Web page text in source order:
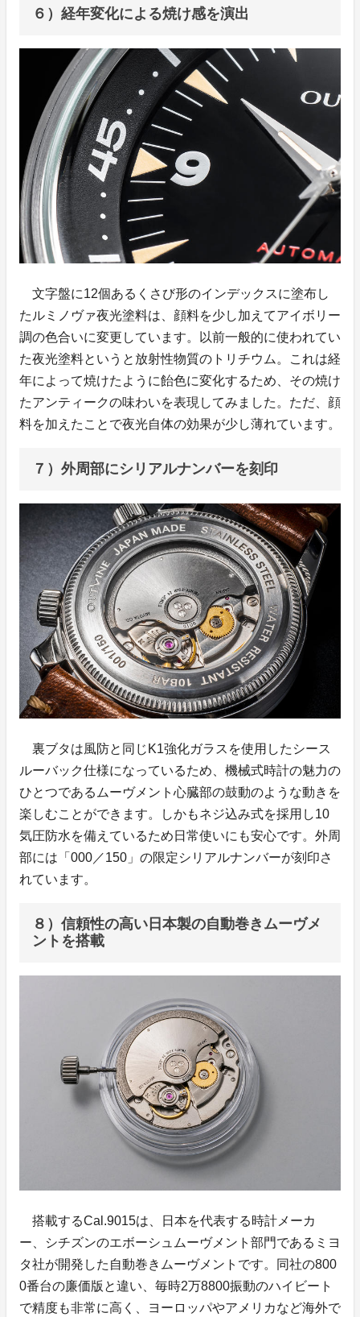
６）経年変化による焼け感を演出
文字盤に12個あるくさび形のインデックスに塗布し
たルミノヴァ夜光塗料は、顔料を少し加えてアイボリー
調の色合いに変更しています。以前一般的に使われてい
た夜光塗料というと放射性物質のトリチウム。これは経
年によって焼けたように飴色に変化するため、その焼け
たアンティークの味わいを表現してみました。ただ、顔
料を加えたことで夜光自体の効果が少し薄れています。
７）外周部にシリアルナンバーを刻印
裏ブタは風防と同じK1強化ガラスを使用したシース
ルーバック仕様になっているため、機械式時計の魅力の
ひとつであるムーヴメント心臓部の鼓動のような動きを
楽しむことができます。しかもネジ込み式を採用し10
気圧防水を備えているため日常使いにも安心です。外周
部には「000／150」の限定シリアルナンバーが刻印さ
れています。
８）信頼性の高い日本製の自動巻きムーヴメ
ントを搭載
搭載するCal.9015は、日本を代表する時計メーカ
ー、シチズンのエボーシュムーヴメント部門であるミヨ
タ社が開発した自動巻きムーヴメントです。同社の800
0番台の廉価版と違い、毎時2万8800振動のハイビート
で精度も非常に高く、ヨーロッパやアメリカなど海外で